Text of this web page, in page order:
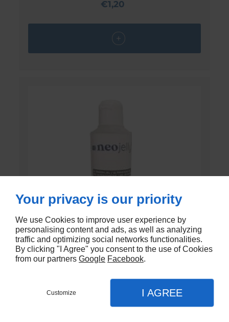
€1,20
GEL DE CONTACT UNI’GEL
Your privacy is our priority
We use Cookies to improve user experience by
personalising content and ads, as well as analyzing
traffic and optimizing social networks functionalities.
By clicking "I Agree" you consent to the use of Cookies
from our partners Google Facebook.
Customize I AGREE